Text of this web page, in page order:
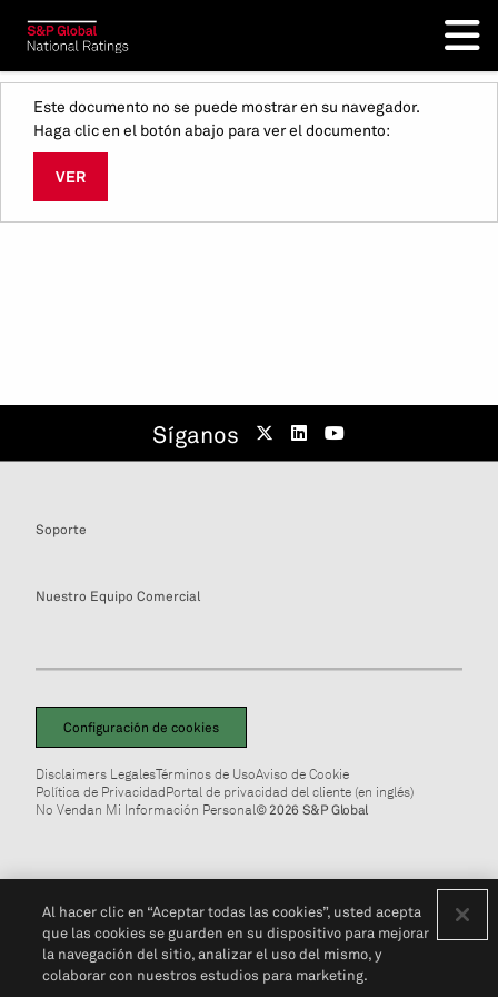
Este documento no se puede mostrar en su navegador.
Haga clic en el botón abajo para ver el documento:
VER
Síganos
Soporte
Nuestro Equipo Comercial
Configuración de cookies
Disclaimers LegalesTérminos de UsoAviso de Cookie
Política de PrivacidadPortal de privacidad del cliente (en inglés)
No Vendan Mi Información Personal© 2026 S&P Global
Al hacer clic en “Aceptar todas las cookies”, usted acepta
que las cookies se guarden en su dispositivo para mejorar
la navegación del sitio, analizar el uso del mismo, y
colaborar con nuestros estudios para marketing.